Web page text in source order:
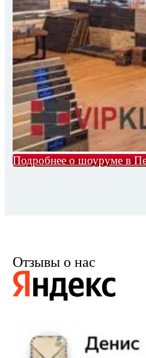
Подробнее о шоуруме в
Отзывы о нас